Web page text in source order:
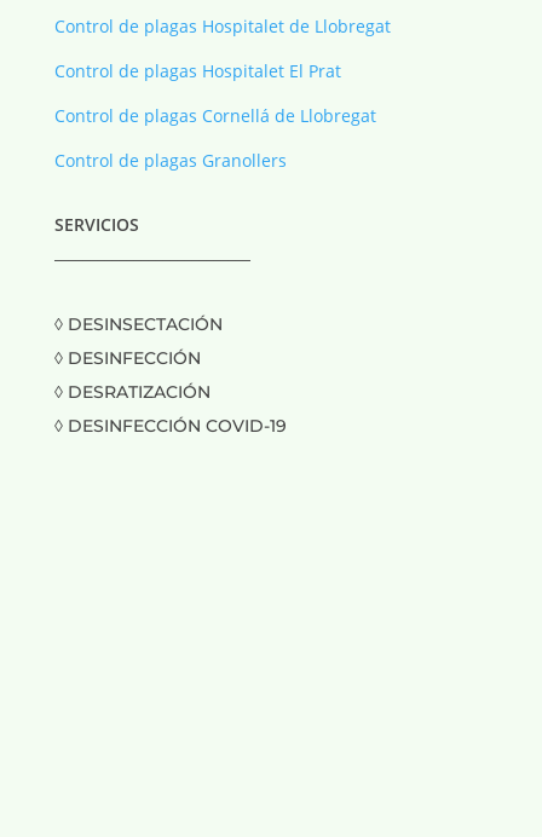
Control de plagas Hospitalet de Llobregat
Control de plagas Hospitalet El Prat
Control de plagas Cornellá de Llobregat
Control de plagas Granollers
SERVICIOS
◊ DESINSECTACIÓN
◊ DESINFECCIÓN
◊ DESRATIZACIÓN
◊ DESINFECCIÓN COVID-19